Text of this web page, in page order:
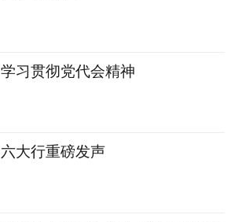
学习贯彻党代会精神
六大行重磅发声